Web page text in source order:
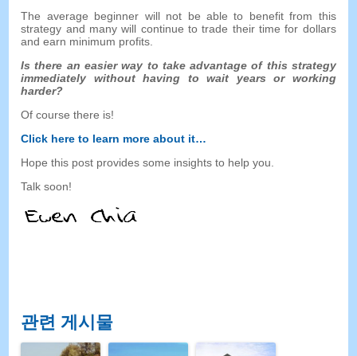
The average beginner will not be able to benefit from this
strategy and many will continue to trade their time for dollars
and earn minimum profits
Is there an easier way to take advantage of this strategy
immediately without having to wait years or working
harder?
Of course there is!
Click here to learn more about it…
Hope this post provides some insights to help you
Talk soon!
관련 게시물